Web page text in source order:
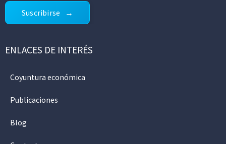
Suscribirse
ENLACES DE INTERÉS
Coyuntura económica
Publicaciones
Blog